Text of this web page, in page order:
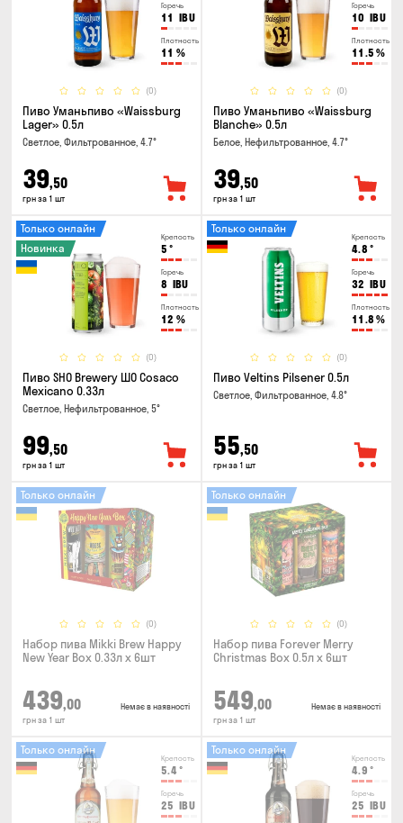
Горечь
11 IBU
Плотность
11 %
(0)
Пиво Уманьпиво «Waissburg
Lager» 0.5л
Светлое, Фильтрованное, 4.7°
39,50
грн за 1 шт
Горечь
10 IBU
Плотность
11.5 %
(0)
Пиво Уманьпиво «Waissburg
Blanche» 0.5л
Белое, Нефильтрованное, 4.7°
39,50
грн за 1 шт
Крепость
5 °
Горечь
8 IBU
Плотность
12 %
(0)
Только онлайн
Новинка
Пиво SHO Brewery ШО Cosaco
Mexicano 0.33л
Светлое, Нефильтрованное, 5°
99,50
грн за 1 шт
Крепость
4.8 °
Горечь
32 IBU
Плотность
11.8 %
(0)
Только онлайн
Пиво Veltins Pilsener 0.5л
Светлое, Фильтрованное, 4.8°
55,50
грн за 1 шт
(0)
Только онлайн
Набор пива Mikki Brew Happy
New Year Box 0.33л x 6шт
439,00
грн за 1 шт
Немає в наявності
(0)
Только онлайн
Набор пива Forever Merry
Christmas Box 0.5л x 6шт
549,00
грн за 1 шт
Немає в наявності
Крепость
5.4 °
Горечь
25 IBU
Только онлайн
Крепость
4.9 °
Горечь
25 IBU
Только онлайн